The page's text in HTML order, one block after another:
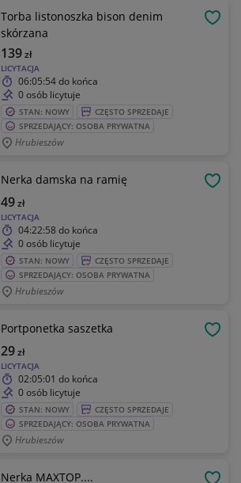
Torba listonoszka bison denim
skórzana
LICYTACJA
139zł
06:05:54do końca
0 osób licytuje
STAN: NOWY
CZĘSTO SPRZEDAJE
SPRZEDAJĄCY: OSOBA PRYWATNA
Hrubieszów
Nerka damska na ramię
LICYTACJA
49zł
04:22:58 do końca
0 osób licytuje
STAN: NOWY
CZĘSTO SPRZEDAJE
SPRZEDAJĄCY: OSOBA PRYWATNA
Hrubieszów
Portponetka saszetka
LICYTACJA
29zł
02:05:01 do końca
0 osób licytuje
STAN: NOWY
CZĘSTO SPRZEDAJE
SPRZEDAJĄCY: OSOBA PRYWATNA
Hrubieszów
Nerka MAXTOP....